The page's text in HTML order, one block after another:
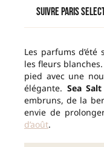
Suivre Paris
Les parfums
les fleurs
pied avec une
élégante. Sea
embruns, de la
envie de
d’août.